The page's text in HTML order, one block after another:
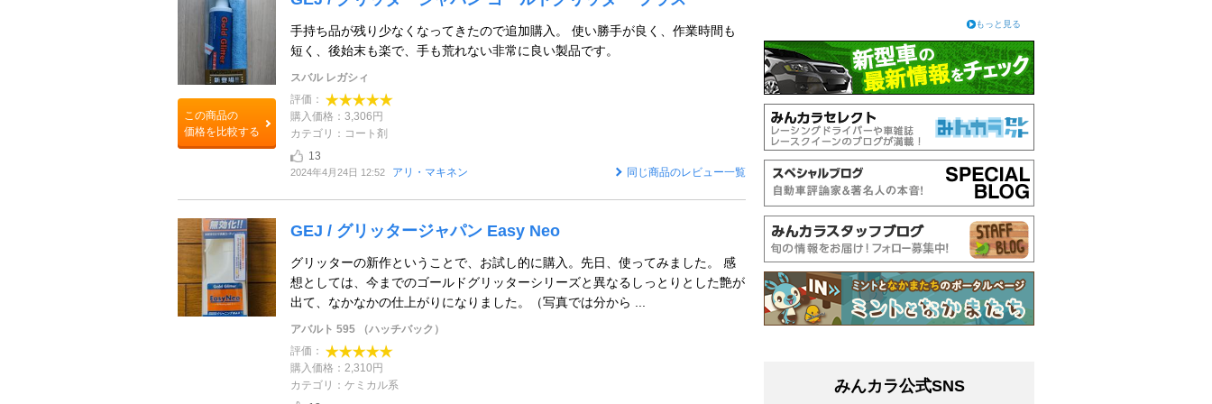
この商品の
価格を比較する
手持ち品が残り少なくなってきたので追加購入。 使い勝手が良く、作業時間も
短く、後始末も楽で、手も荒れない非常に良い製品です。
スバル レガシィ
評価：
購入価格：3,306円
カテゴリ：コート剤
13
2024年4月24日 12:52 アリ・マキネン 同じ商品のレビュー一覧
GEJ / グリッタージャパン Easy Neo
グリッターの新作ということで、お試し的に購入。先日、使ってみました。 感
想としては、今までのゴールドグリッターシリーズと異なるしっとりとした艶が
出て、なかなかの仕上がりになりました。（写真では分から ...
アバルト 595 （ハッチバック）
評価：
購入価格：2,310円
カテゴリ：ケミカル系
もっと見る
みんカラ公式SNS